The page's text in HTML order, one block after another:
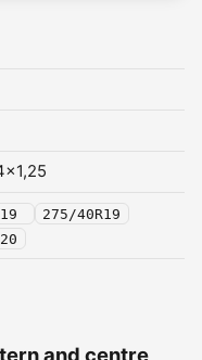
275/40R19
and centre